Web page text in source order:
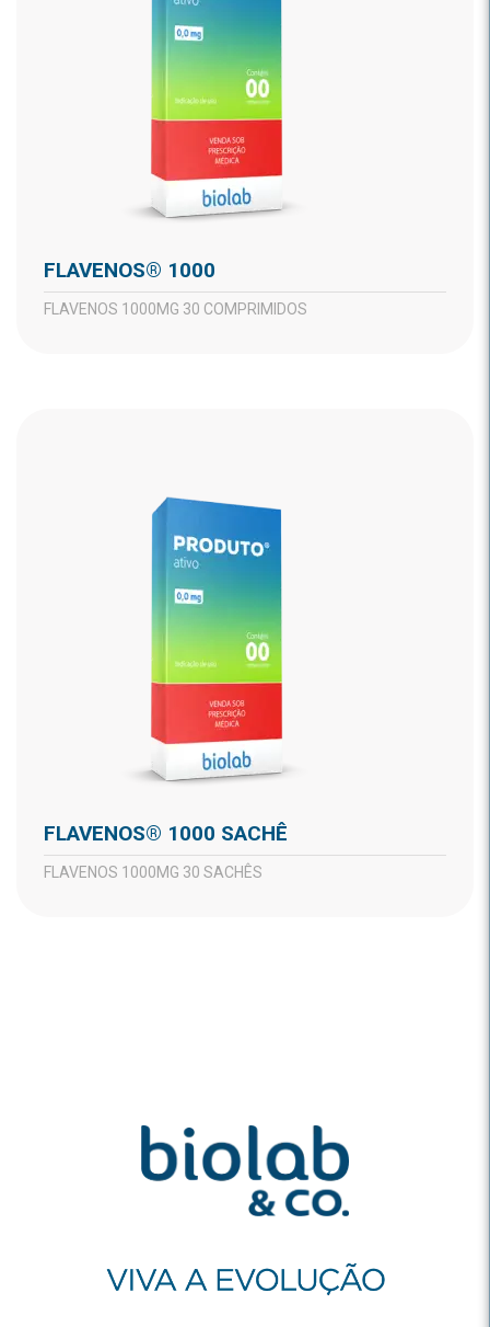
FLAVENOS® 1000
FLAVENOS 1000MG 30 COMPRIMIDOS
FLAVENOS® 1000 SACHÊ
FLAVENOS 1000MG 30 SACHÊS